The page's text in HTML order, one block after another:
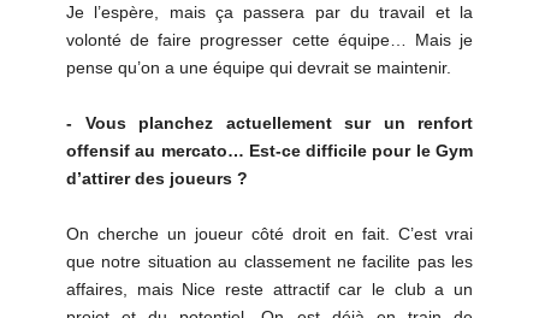
Je l’espère, mais ça passera par du travail et la
volonté de faire progresser cette équipe… Mais je
pense qu’on a une équipe qui devrait se maintenir.
- Vous planchez actuellement sur un renfort
offensif au mercato… Est-ce difficile pour le Gym
d’attirer des joueurs ?
On cherche un joueur côté droit en fait. C’est vrai
que notre situation au classement ne facilite pas les
affaires, mais Nice reste attractif car le club a un